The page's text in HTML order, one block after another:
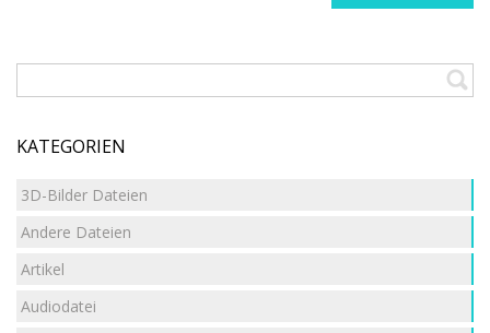
KATEGORIEN
3D-Bilder Dateien
Andere Dateien
Artikel
Audiodatei